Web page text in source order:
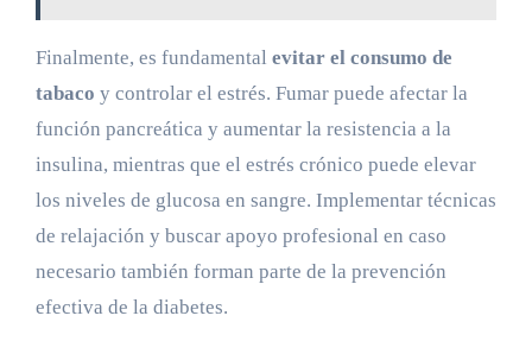
Finalmente, es fundamental evitar el consumo de
tabaco y controlar el estrés. Fumar puede afectar la
función pancreática y aumentar la resistencia a la
insulina, mientras que el estrés crónico puede elevar
los niveles de glucosa en sangre. Implementar técnicas
de relajación y buscar apoyo profesional en caso
necesario también forman parte de la prevención
efectiva de la diabetes.